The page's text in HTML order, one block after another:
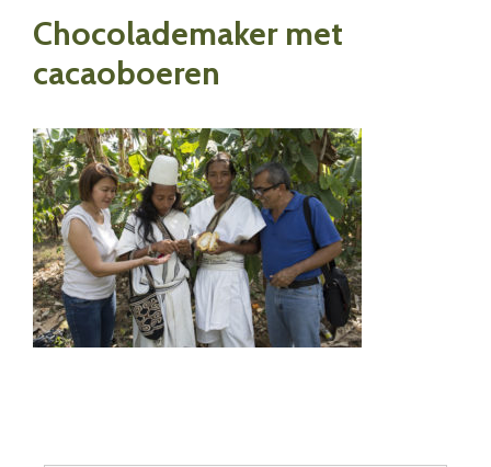
Chocolademaker met
cacaoboeren